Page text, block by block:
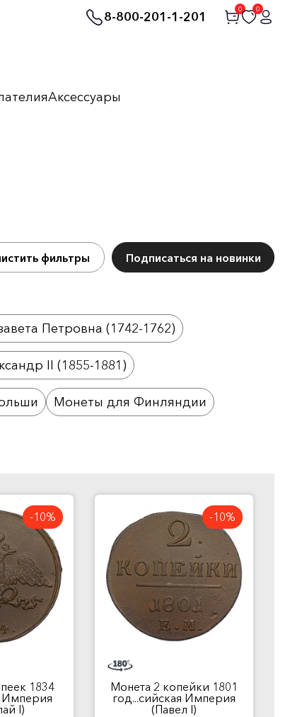
8-800-201-1-201
0 0
Аксессуары
фильтры Подписаться на новинки
Петровна (1742-1762)
II (1855-1881)
Монеты для Финляндии
-10%
1834
Империя
I)
-10%
Монета 2 копейки 1801
год...сийская Империя
(Павел I)